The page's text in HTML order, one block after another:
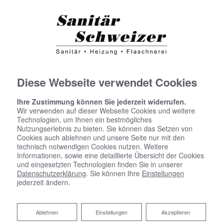
Diese Webseite verwendet Cookies
Ihre Zustimmung können Sie jederzeit widerrufen.
Wir verwenden auf dieser Webseite Cookies und weitere
Technologien, um Ihnen ein bestmögliches
Nutzungserlebnis zu bieten. Sie können das Setzen von
Cookies auch ablehnen und unsere Seite nur mit den
technisch notwendigen Cookies nutzen. Weitere
Informationen, sowie eine detaillierte Übersicht der Cookies
und eingesetzten Technologien finden Sie in unserer
Datenschutzerklärung. Sie können Ihre Einstellungen
jederzeit ändern.
Akzeptieren
Einstellungen
Ablehnen
Ablehnen